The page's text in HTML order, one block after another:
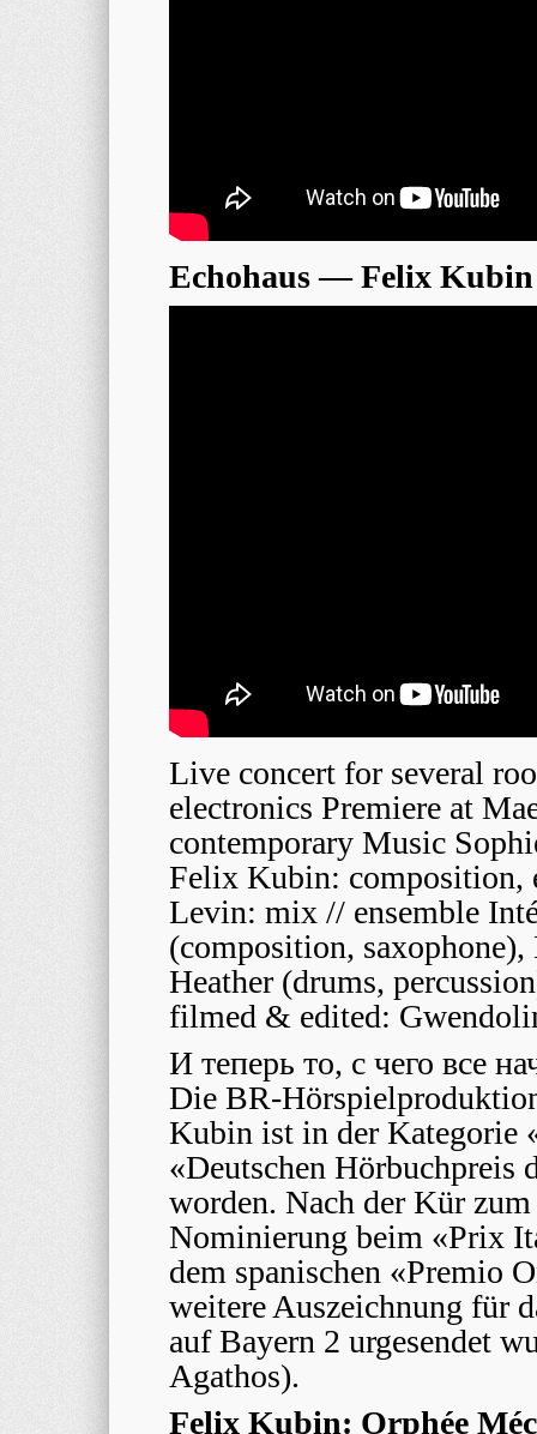
Echohaus — Felix Kubin
Live concert for several
electronics Premiere at
contemporary Music
Felix Kubin: composition,
Levin: mix // ensemble
(composition,
Heather (drums,
filmed & edited:
И теперь то, с чего все
Die BR-
Kubin ist in der Kategorie
«Deutschen Hörbuchpreis
worden. Nach der Kür
Nominierung beim «Prix
dem spanischen «Premio
weitere Auszeichnung für
auf Bayern 2 urgesendet
Agathos).
Felix Kubin: Orphée